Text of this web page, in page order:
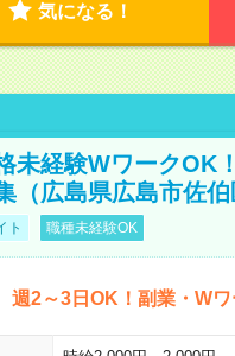
気になる！
未経験WワークOK
（広島県広島市佐伯
ト 職種未経験OK
週2～3日OK！副業・W